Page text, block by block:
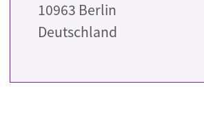
10963 Berlin
Deutschland